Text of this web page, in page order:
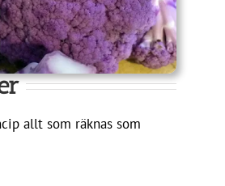
allt som räknas som